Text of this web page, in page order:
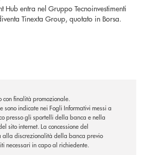
entra nel Gruppo Tecnoinvestimenti
Tinexta Group, quotato in Borsa.
finalità promozionale.
sono indicate nei Fogli Informativi messi a
presso gli sportelli della banca e nella
sito internet.La concessione del
alla discrezionalità della banca previo
necessari in capo al richiedente.